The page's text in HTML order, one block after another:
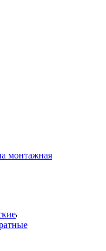
монтажная